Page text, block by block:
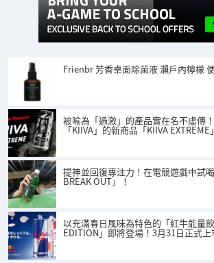
Frienbr 芳香桌面除菌液 瀨戶內檸檬
被喻為「過激」的產品實在名不虛傳
「KIIVA」的新商品「KIIVA
提神並回復專注力！在電競遊戲中試
BREAK OUT」！
以充滿春日風味為特色的「紅牛能量飲
EDITION」即將登場！3月31日正式上